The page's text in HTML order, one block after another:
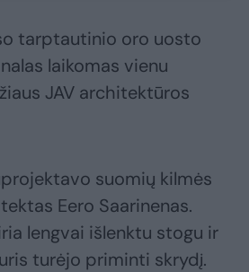
tarptautinio oro uosto
laikomas vienu
JAV architektūros
suomių kilmės
Eero Saarinenas.
lengvai išlenktu stogu ir
turėjo priminti skrydį.